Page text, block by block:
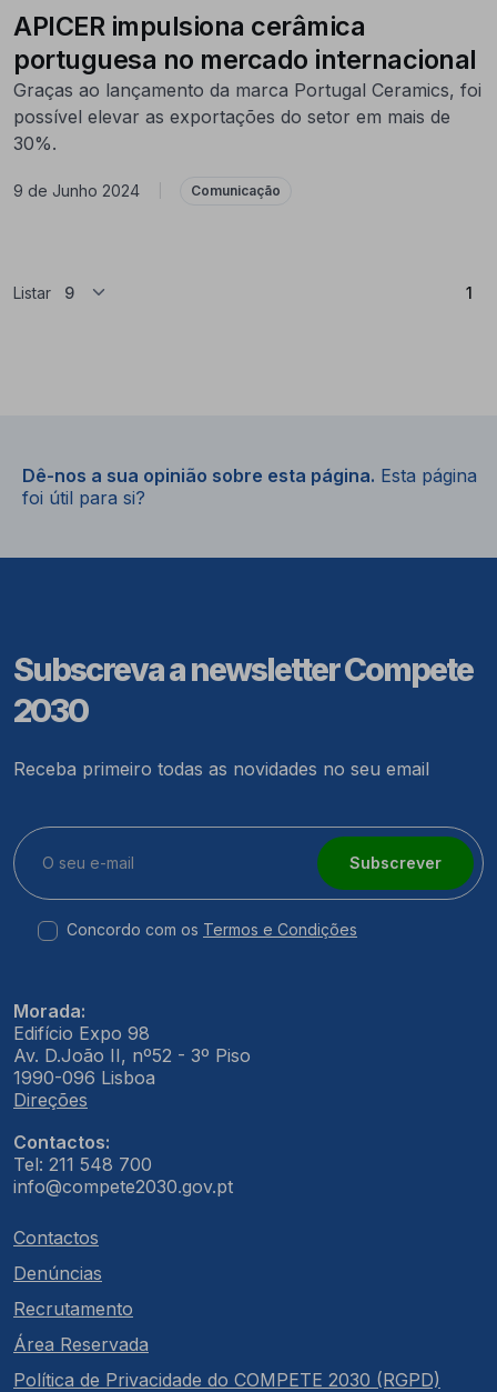
APICER impulsiona cerâmica
portuguesa no mercado internacional
Graças ao lançamento da marca Portugal Ceramics, foi
possível elevar as exportações do setor em mais de
30%.
9 de Junho 2024 Comunicação
Listar 1
Dê-nos a sua opinião sobre esta página. Esta página
foi útil para si?
Subscreva a newsletter Compete
2030
Receba primeiro todas as novidades no seu email
Subscrever
Concordo com os Termos e Condições
Morada:
Edifício Expo 98
Av. D.João II, nº52 - 3º Piso
1990-096 Lisboa
Direções
Contactos:
Tel: 211 548 700
info@compete2030.gov.pt
Contactos
Denúncias
Recrutamento
Área Reservada
Política de Privacidade do COMPETE 2030 (RGPD)